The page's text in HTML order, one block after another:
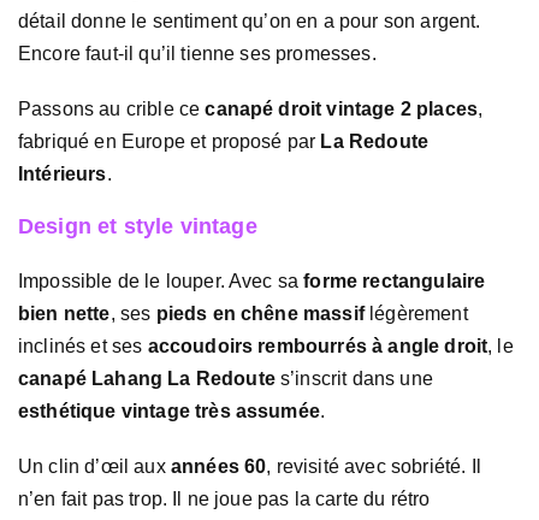
détail donne le sentiment qu’on en a pour son argent.
Encore faut-il qu’il tienne ses promesses.
Passons au crible cecanapé droit vintage 2 places,
fabriqué en Europe et proposé par La Redoute
Intérieurs.
Design et style vintage
Impossible de le louper. Avec saforme rectangulaire
bien nette, ses pieds en chêne massiflégèrement
inclinés et ses accoudoirs rembourrés à angle droit, le
canapé Lahang La Redoutes’inscrit dans une
esthétique vintage très assumée.
Un clin d’œil aux années 60, revisité avec sobriété. Il
n’en fait pas trop. Il ne joue pas la carte du rétro